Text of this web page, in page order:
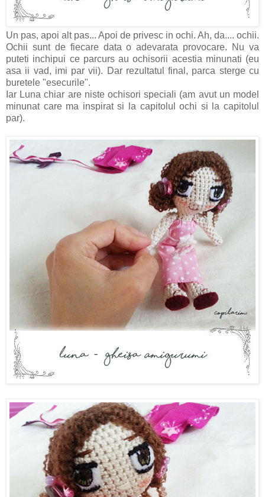
Un pas, apoi alt pas... Apoi de privesc in ochi. Ah, da.... ochii.
Ochii sunt de fiecare data o adevarata provocare. Nu va
puteti inchipui ce parcurs au ochisorii acestia minunati (eu
asa ii vad, imi par vii). Dar rezultatul final, parca sterge cu
buretele "esecurile".
Iar Luna chiar are niste ochisori speciali (am avut un model
minunat care ma inspirat si la capitolul ochi si la capitolul
par).